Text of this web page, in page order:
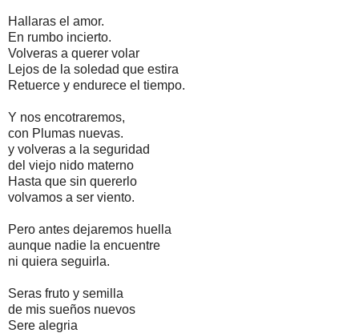
Hallaras el amor.
En rumbo incierto.
Volveras a querer volar
Lejos de la soledad que estira
Retuerce y endurece el tiempo.
Y nos encotraremos,
con Plumas nuevas.
y volveras a la seguridad
del viejo nido materno
Hasta que sin quererlo
volvamos a ser viento.
Pero antes dejaremos huella
aunque nadie la encuentre
ni quiera seguirla.
Seras fruto y semilla
de mis sueños nuevos
Sere alegria